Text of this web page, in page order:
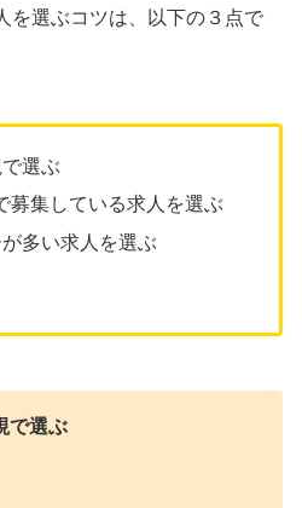
を選ぶコツは、以下の３点で
選ぶ
募集している求人を選ぶ
多い求人を選ぶ
で選ぶ